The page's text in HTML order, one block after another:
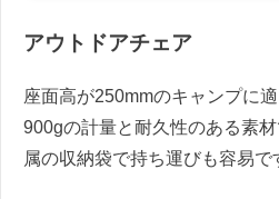
アウトドアチェア
座面高が250mmのキャンプに
900gの計量と耐久性のある素
属の収納袋で持ち運びも容易で